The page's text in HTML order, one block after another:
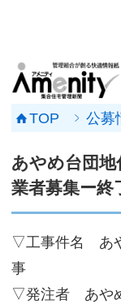
TOP 公募
あやめ台団地
業者募集ー終
▽工事件名 あ
事
▽発注者 あや